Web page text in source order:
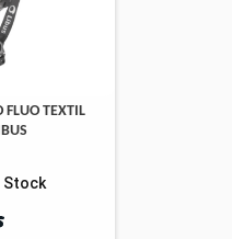
FLUO TEXTIL
Stock